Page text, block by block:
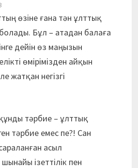
өзіне ғана тән ұлттық
Бұл – атадан балаға
дейін өз маңызын
өмірімізден айқын
жатқан негізгі
тәрбие – ұлттық
тәрбие емес пе?! Сан
асыл
ізеттілік пен